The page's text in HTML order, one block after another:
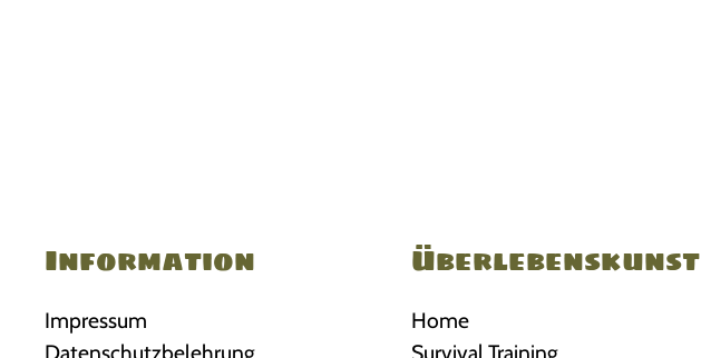
Information
Impressum
Datenschutzbelehrung
Überlebenskunst
Home
Survival Training